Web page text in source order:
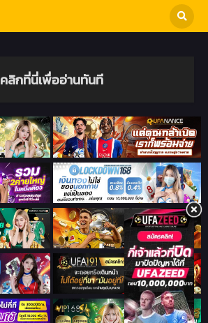
คลิกที่นี่เพื่ออ่านทันที